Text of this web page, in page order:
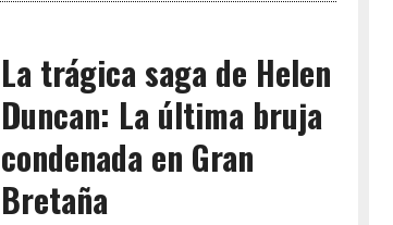
La trágica saga de Helen
Duncan: La última bruja
condenada en Gran
Bretaña